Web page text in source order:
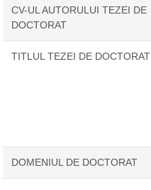
CV-UL AUTORULUI TEZEI DE
DOCTORAT
TITLUL TEZEI DE DOCTORAT
DOMENIUL DE DOCTORAT